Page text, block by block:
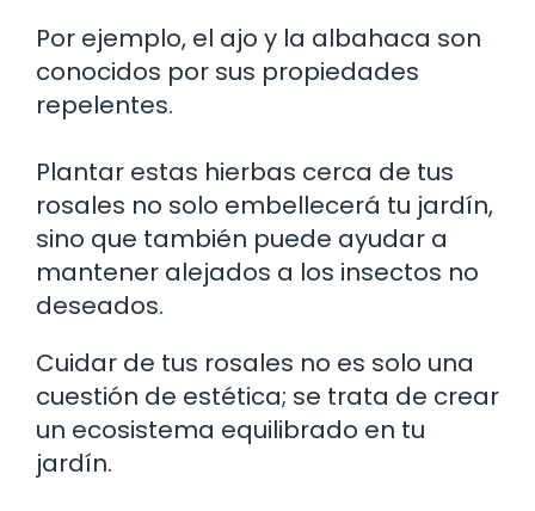
Por ejemplo, el ajo y la albahaca son
conocidos por sus propiedades
repelentes.
Plantar estas hierbas cerca de tus
rosales no solo embellecerá tu jardín,
sino que también puede ayudar a
mantener alejados a los insectos no
deseados.
Cuidar de tus rosales no es solo una
cuestión de estética; se trata de crear
un ecosistema equilibrado en tu
jardín.